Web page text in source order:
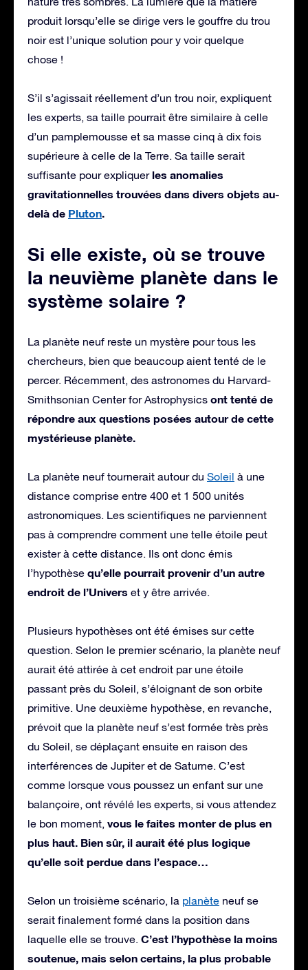
produit lorsqu’elle se dirige vers le gouffre du trou
noir est l’unique solution pour y voir quelque
chose !
S’il s’agissait réellement d’un trou noir, expliquent
les experts, sa taille pourrait être similaire à celle
d’un pamplemousse et sa masse cinq à dix fois
supérieure à celle de la Terre. Sa taille serait
suffisante pour expliquerles anomalies
gravitationnelles trouvées dans divers objets au-
delà de Pluton.
Si elle existe, où se trouve
la neuvième planète dans le
système solaire ?
La planète neuf reste un mystère pour tous les
chercheurs, bien que beaucoup aient tenté de le
percer. Récemment, des astronomes du Harvard-
Smithsonian Center for Astrophysics ont tenté de
répondre aux questions posées autour de cette
mystérieuse planète.
La planète neuf tournerait autour du Soleil à une
distance comprise entre 400 et 1 500 unités
astronomiques. Les scientifiques ne parviennent
pas à comprendre comment une telle étoile peut
exister à cette distance. Ils ont donc émis
l’hypothèse qu’elle pourrait provenir d’un autre
endroit de l’Univers et y être arrivée.
Plusieurs hypothèses ont été émises sur cette
question. Selon le premier scénario, la planète neuf
aurait été attirée à cet endroit par une étoile
passant près du Soleil, s’éloignant de son orbite
primitive. Une deuxième hypothèse, en revanche,
prévoit que la planète neuf s’est formée très près
du Soleil, se déplaçant ensuite en raison des
interférences de Jupiter et de Saturne. C’est
comme lorsque vous poussez un enfant sur une
balançoire, ont révélé les experts, si vous attendez
le bon moment, vous le faites monter de plus en
plus haut. Bien sûr, il aurait été plus logique
qu’elle soit perdue dans l’espace…
Selon un troisième scénario, la planète neuf se
serait finalement formé dans la position dans
laquelle elle se trouve. C’est l’hypothèse la moins
soutenue, mais selon certains, la plus probable